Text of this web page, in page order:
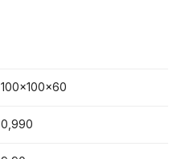
100×100×60
0,990